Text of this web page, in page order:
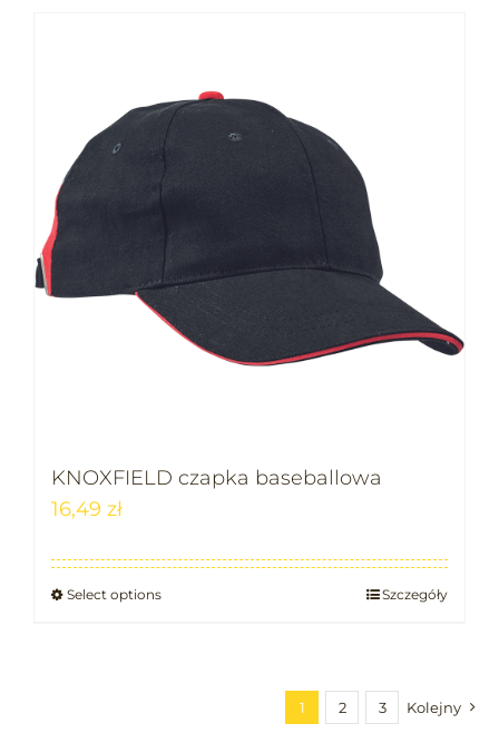
KNOXFIELD czapka baseballowa
16,49 zł
Select options Szczegóły
1 2 3 Kolejny